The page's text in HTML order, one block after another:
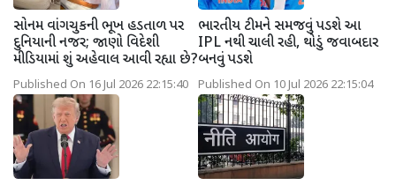
સોનમ વાંગચુકની ભૂખ હડતાળ પર
દુનિયાની નજર; જાણો વિદેશી
મીડિયામાં શું અહેવાલ આવી રહ્યા છે?
Published On 16 Jul 2026 22:15:40
ભારતીય ટીમને સમજવું પડશે આ
IPL નથી ચાલી રહી, થોડું જવાબદાર
બનવું પડશે
Published On 10 Jul 2026 22:15:04